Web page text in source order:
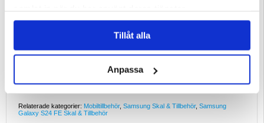
Tillåt alla
Anpassa
Relaterade kategorier: Mobiltillbehör, Samsung Skal & Tillbehör, Samsung
Galaxy S24 FE Skal & Tillbehör